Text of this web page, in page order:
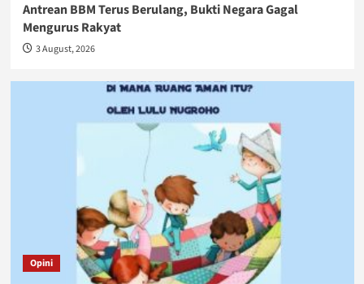
Antrean BBM Terus Berulang, Bukti Negara Gagal
Mengurus Rakyat
3 August, 2026
Opini